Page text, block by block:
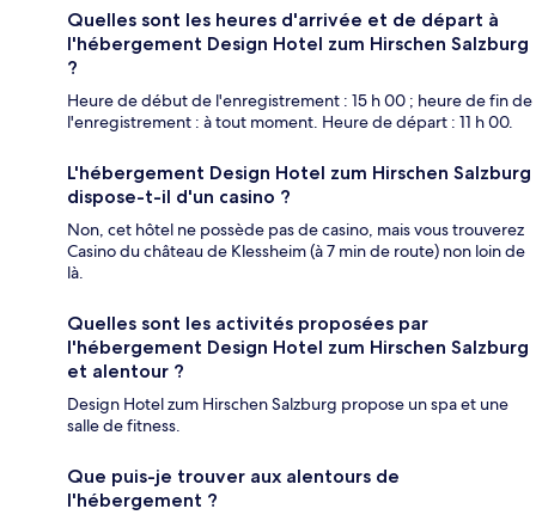
Quelles sont les heures d'arrivée et de départ à
l'hébergement Design Hotel zum Hirschen Salzburg
?
Heure de début de l'enregistrement : 15 h 00 ; heure de fin de
l'enregistrement : à tout moment. Heure de départ : 11 h 00.
L'hébergement Design Hotel zum Hirschen Salzburg
dispose-t-il d'un casino ?
Non, cet hôtel ne possède pas de casino, mais vous trouverez
Casino du château de Klessheim (à 7 min de route) non loin de
là.
Quelles sont les activités proposées par
l'hébergement Design Hotel zum Hirschen Salzburg
et alentour ?
Design Hotel zum Hirschen Salzburg propose un spa et une
salle de fitness.
Que puis-je trouver aux alentours de
l'hébergement ?